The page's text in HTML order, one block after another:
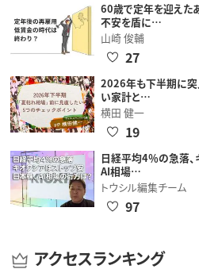
60歳で定年を迎えた
不安を盾に…
山崎 俊輔
27
2026年も下半期に突
い家計と…
横田 健一
19
日経平均4％の急落、
AI相場…
トウシル編集チーム
97
アクセスランキング